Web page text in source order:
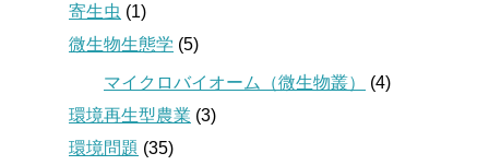
寄生虫 (1)
微生物生態学 (5)
マイクロバイオーム（微生物叢）
(4)
環境再生型農業 (3)
環境問題 (35)